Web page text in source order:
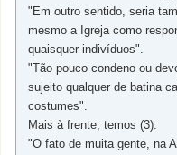
"Em outro sentido, seria
mesmo a Igreja como
quaisquer indivíduos".
"Tão pouco condeno ou
sujeito qualquer de batina
costumes".
Mais à frente, temos (3):
"O fato de muita gente, na